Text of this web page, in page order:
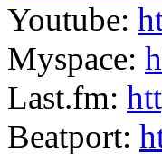
Youtube:
Myspace:
Last.fm:
Beatport: